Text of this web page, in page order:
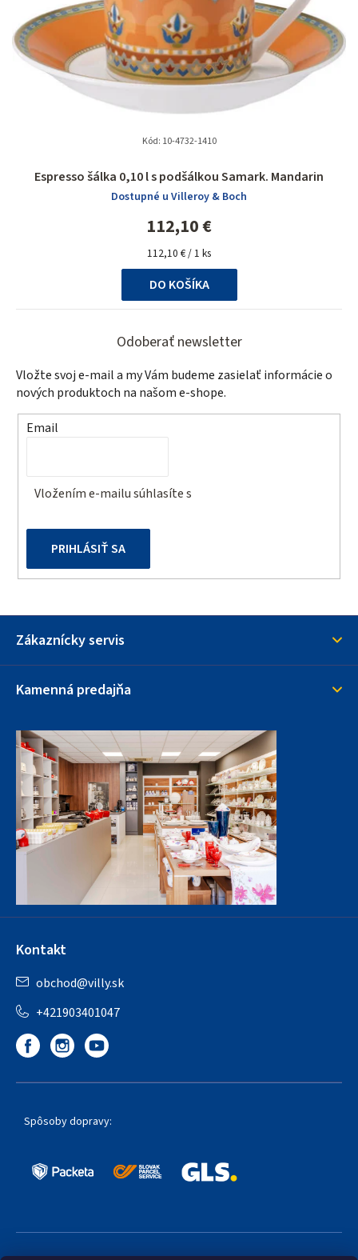
Espresso šálka 0,10 l s podšálkou Samark. Mandarin
Dostupné u Villeroy & Boch
112,10 €
Jednotková
cena:
112,10 € / 1 ks
DO KOŠÍKA
Kód: 10-4732-1410
Odoberať newsletter
Vložte svoj e-mail a my Vám budeme zasielať informácie o
nových produktoch na našom e-shope.
Email
Vložením e-mailu súhlasíte s
PRIHLÁSIŤ SA
Zákaznícky servis
Kamenná predajňa
Kontakt
obchod@villy.sk
+421903401047
Spôsoby dopravy: